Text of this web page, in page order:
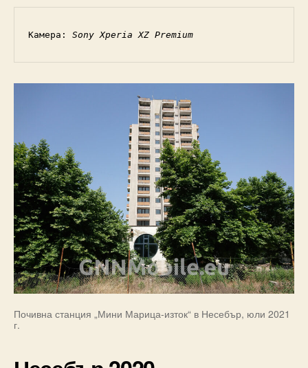
Камера: Sony Xperia XZ Premium
Почивна станция „Мини Марица-изток“ в Несебър, юли 2021
г.